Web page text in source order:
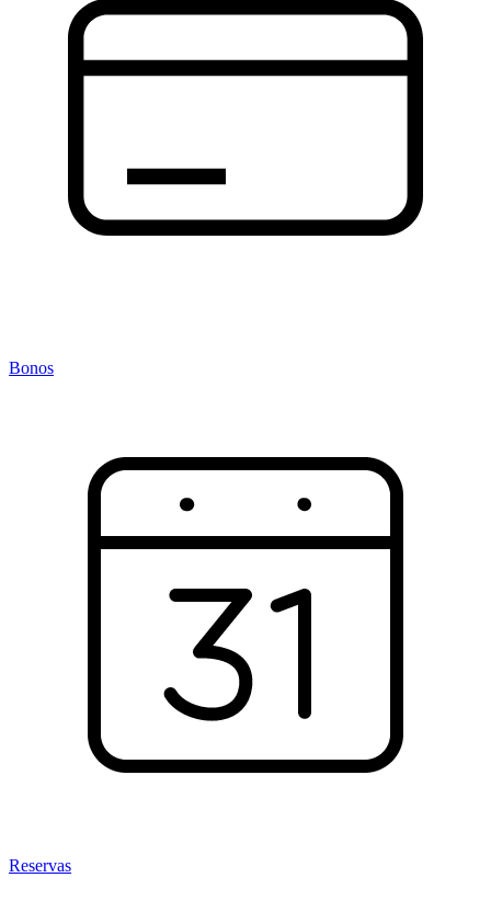
Bonos
Reservas